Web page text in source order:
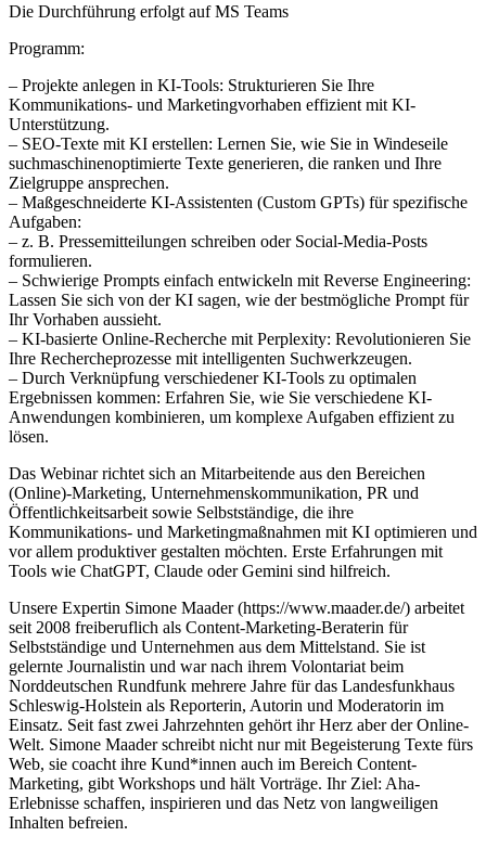
Die Durchführung erfolgt auf MS Teams
Programm:
– Projekte anlegen in KI-Tools: Strukturieren Sie Ihre
Kommunikations- und Marketingvorhaben effizient mit KI-
Unterstützung.
– SEO-Texte mit KI erstellen: Lernen Sie, wie Sie in Windeseile
suchmaschinenoptimierte Texte generieren, die ranken und Ihre
Zielgruppe ansprechen.
– Maßgeschneiderte KI-Assistenten (Custom GPTs) für spezifische
Aufgaben:
– z. B. Pressemitteilungen schreiben oder Social-Media-Posts
formulieren.
– Schwierige Prompts einfach entwickeln mit Reverse Engineering:
Lassen Sie sich von der KI sagen, wie der bestmögliche Prompt für
Ihr Vorhaben aussieht.
– KI-basierte Online-Recherche mit Perplexity: Revolutionieren Sie
Ihre Rechercheprozesse mit intelligenten Suchwerkzeugen.
– Durch Verknüpfung verschiedener KI-Tools zu optimalen
Ergebnissen kommen: Erfahren Sie, wie Sie verschiedene KI-
Anwendungen kombinieren, um komplexe Aufgaben effizient zu
lösen.
Das Webinar richtet sich an Mitarbeitende aus den Bereichen
(Online)-Marketing, Unternehmenskommunikation, PR und
Öffentlichkeitsarbeit sowie Selbstständige, die ihre
Kommunikations- und Marketingmaßnahmen mit KI optimieren und
vor allem produktiver gestalten möchten. Erste Erfahrungen mit
Tools wie ChatGPT, Claude oder Gemini sind hilfreich.
Unsere Expertin Simone Maader (https://www.maader.de/) arbeitet
seit 2008 freiberuflich als Content-Marketing-Beraterin für
Selbstständige und Unternehmen aus dem Mittelstand. Sie ist
gelernte Journalistin und war nach ihrem Volontariat beim
Norddeutschen Rundfunk mehrere Jahre für das Landesfunkhaus
Schleswig-Holstein als Reporterin, Autorin und Moderatorin im
Einsatz. Seit fast zwei Jahrzehnten gehört ihr Herz aber der Online-
Welt. Simone Maader schreibt nicht nur mit Begeisterung Texte fürs
Web, sie coacht ihre Kund*innen auch im Bereich Content-
Marketing, gibt Workshops und hält Vorträge. Ihr Ziel: Aha-
Erlebnisse schaffen, inspirieren und das Netz von langweiligen
Inhalten befreien.